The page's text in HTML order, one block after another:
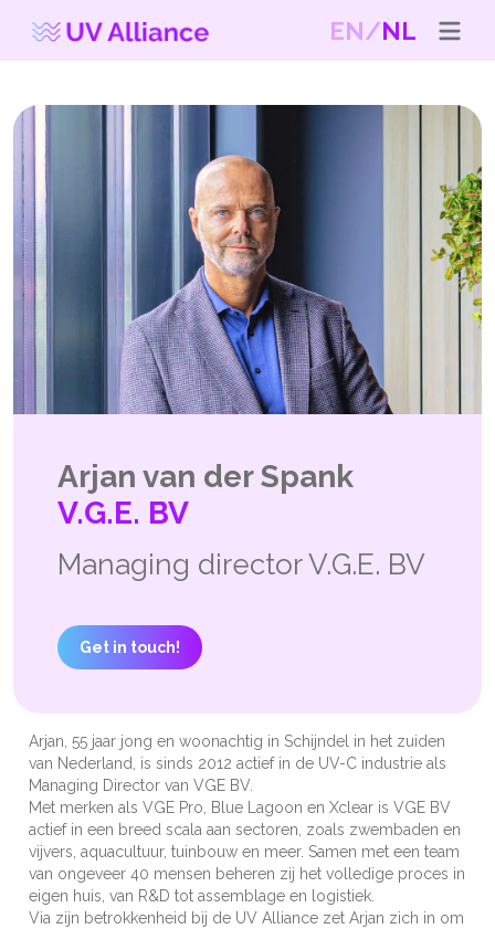
EN NL
Arjan van der Spank
V.G.E. BV
Managing director V.G.E. BV
Get in touch!
Arjan, 55 jaar jong en woonachtig in Schijndel in het zuiden
van Nederland, is sinds 2012 actief in de UV-C industrie als
Managing Director van VGE BV.
Met merken als VGE Pro, Blue Lagoon en Xclear is VGE BV
actief in een breed scala aan sectoren, zoals zwembaden en
vijvers, aquacultuur, tuinbouw en meer. Samen met een team
van ongeveer 40 mensen beheren zij het volledige proces in
eigen huis, van R&D tot assemblage en logistiek.
Via zijn betrokkenheid bij de UV Alliance zet Arjan zich in om